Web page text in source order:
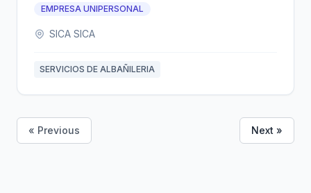
EMPRESA UNIPERSONAL
SICA SICA
SERVICIOS DE ALBAÑILERIA
« Previous Next »